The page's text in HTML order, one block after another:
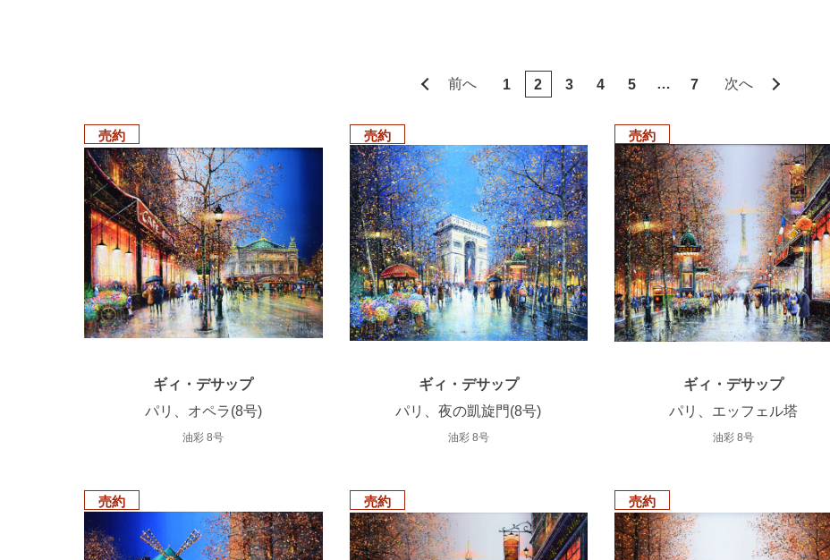
前へ 1 2 3 4 5 … 7 次へ
売約
ギィ・デサップ
パリ、オペラ(8号)
油彩 8号
売約
ギィ・デサップ
パリ、夜の凱旋門(8号)
油彩 8号
売約
ギィ・デサップ
パリ、エッフェル塔
油彩 8号
売約 売約 売約